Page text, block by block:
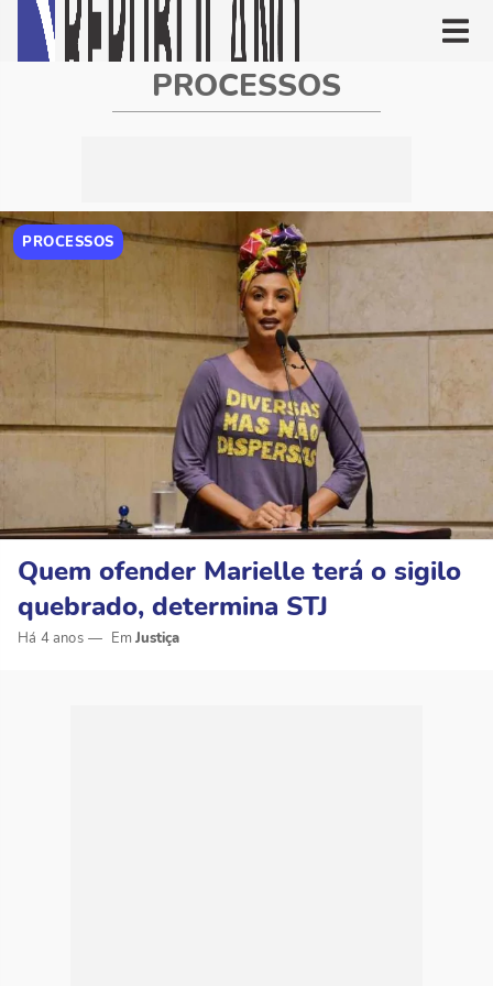
PROCESSOS
PROCESSOS
Quem ofender Marielle terá o sigilo
quebrado, determina STJ
Há 4 anos Justiça